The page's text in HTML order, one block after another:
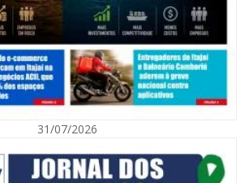
do Método Wolbachia para o combate à
31/07/2026